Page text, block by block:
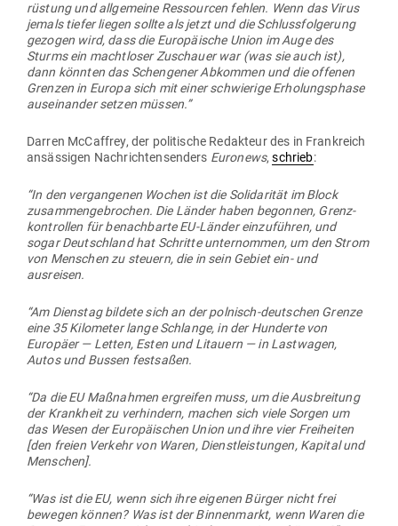
rüstung und all­ge­meine Res­sourcen fehlen. Wenn das Virus
jemals tiefer liegen sollte als jetzt und die Schluss­fol­gerung
gezogen wird, dass die Euro­päische Union im Auge des
Sturms ein macht­loser Zuschauer war (was sie auch ist),
dann könnten das Schen­gener Abkommen und die offenen
Grenzen in Europa sich mit einer schwierige Erho­lungs­phase
aus­ein­ander setzen müssen.”
Darren McCaffrey, der poli­tische Redakteur des in Frank­reich
ansäs­sigen Nach­rich­ten­senders Euronews,schrieb:
“In den ver­gan­genen Wochen ist die Soli­da­rität im Block
zusam­men­ge­brochen. Die Länder haben begonnen, Grenz­
kon­trollen für benach­barte EU-Länder ein­zu­führen, und
sogar Deutschland hat Schritte unter­nommen, um den Strom
von Men­schen zu steuern, die in sein Gebiet ein- und
ausreisen.
“Am Dienstag bildete sich an der pol­nisch-deut­schen Grenze
eine 35 Kilo­meter lange Schlange, in der Hun­derte von
Europäer — Letten, Esten und Litauern — in Last­wagen,
Autos und Bussen festsaßen.
“Da die EU Maß­nahmen ergreifen muss, um die Aus­breitung
der Krankheit zu ver­hindern, machen sich viele Sorgen um
das Wesen der Euro­päi­schen Union und ihre vier Frei­heiten
[den freien Verkehr von Waren, Dienst­leis­tungen, Kapital und
Menschen].
“Was ist die EU, wenn sich ihre eigenen Bürger nicht frei
bewegen können? Was ist der Bin­nen­markt, wenn Waren die